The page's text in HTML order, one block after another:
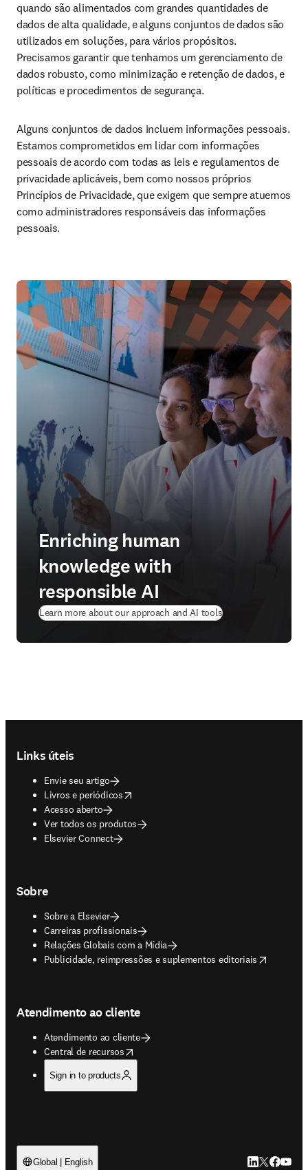
quando são alimentados com grandes quantidades de
dados de alta qualidade, e alguns conjuntos de dados são
utilizados em soluções, para vários propósitos.
Precisamos garantir que tenhamos um gerenciamento de
dados robusto, como minimização e retenção de dados, e
políticas e procedimentos de segurança.
Alguns conjuntos de dados incluem informações pessoais.
Estamos comprometidos em lidar com informações
pessoais de acordo com todas as leis e regulamentos de
privacidade aplicáveis, bem como nossos próprios
Princípios de Privacidade, que exigem que sempre atuemos
como administradores responsáveis das informações
pessoais.
Enriching human
knowledge with
responsible AI
Learn more about our approach and AI tools
Links úteis
Envie seu artigo
Livros e periódicos
opens in new tab/window
Acesso aberto
Ver todos os produtos
Elsevier Connect
Sobre
Sobre a Elsevier
Carreiras profissionais
Relações Globais com a Mídia
Publicidade, reimpressões e suplementos editoriais
opens in new tab/window
Atendimento ao cliente
Atendimento ao cliente
Central de recursos
opens in new tab/window
Sign in to products
Global | English LinkedIn abre
Twitter